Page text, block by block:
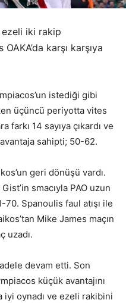
iki rakip
karşı karşıya
istediği gibi
üçüncü periyotta vites
farkı 14 sayıya çıkardı ve
sahipti; 50-62.
geri dönüşü vardı.
smacıyla PAO uzun
Spanoulis faul atışı ile
Mike James maçın
uzadı.
devam etti. Son
küçük avantajını
iyi oynadı ve ezeli rakibini